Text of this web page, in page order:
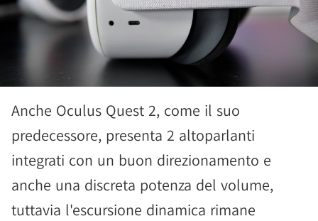
Anche Oculus Quest 2, come il suo
predecessore, presenta 2 altoparlanti
integrati con un buon direzionamento e
anche una discreta potenza del volume,
tuttavia l'escursione dinamica rimane